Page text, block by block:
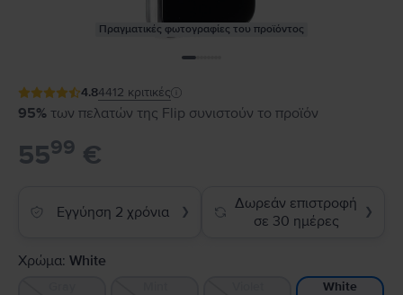
Πραγματικές φωτογραφίες του προϊόντος
4.84412 κριτικές
95% των πελατών της Flip συνιστούν το προϊόν
5599 €
Εγγύηση 2 χρόνια ❯
Δωρεάν επιστροφή
σε 30 ημέρες
❯
Χρώμα: White
White